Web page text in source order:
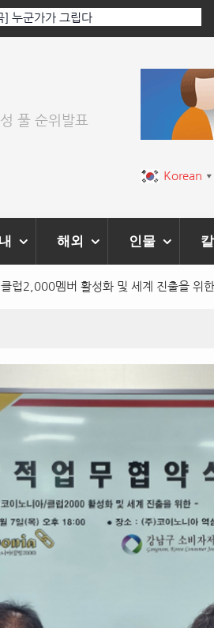
그립다
이 아니라
풀 순위발표
Korean ▼
해외 인물
럽2,000멤버 활성화 및 세계 진출을 위